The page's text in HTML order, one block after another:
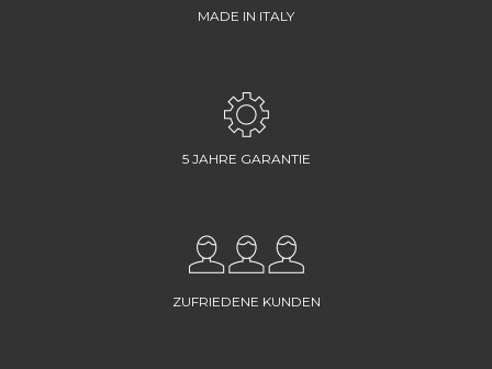
MADE IN ITALY
5 JAHRE GARANTIE
ZUFRIEDENE KUNDEN